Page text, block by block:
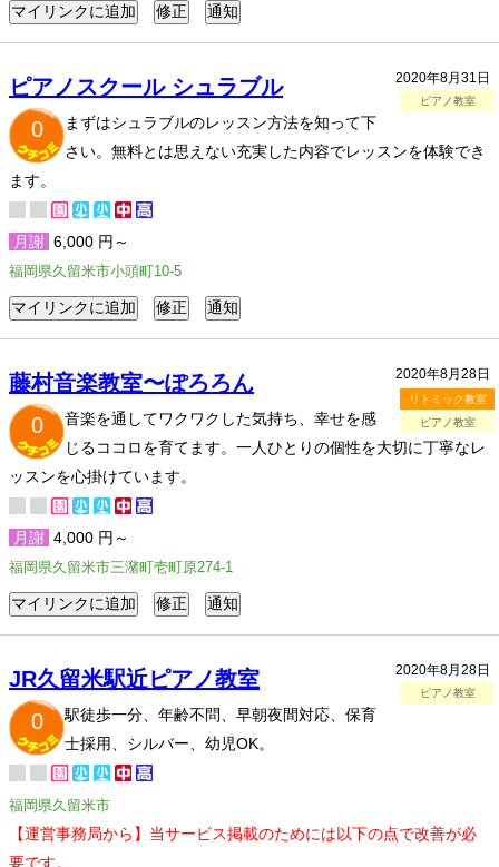
2020年8月31日
ピアノ教室
ピアノスクール シュラブル
0
まずはシュラブルのレッスン方法を知って下
さい。無料とは思えない充実した内容でレッスンを体験でき
ます。
月謝 6,000 円～
福岡県久留米市小頭町10-5
2020年8月28日
リトミック教室
ピアノ教室
藤村音楽教室〜ぽろろん
0
音楽を通してワクワクした気持ち、幸せを感
じるココロを育てます。一人ひとりの個性を大切に丁寧なレ
ッスンを心掛けています。
月謝 4,000 円～
福岡県久留米市三潴町壱町原274-1
2020年8月28日
ピアノ教室
JR久留米駅近ピアノ教室
0
駅徒歩一分、年齢不問、早朝夜間対応、保育
士採用、シルバー、幼児OK。
福岡県久留米市
【運営事務局から】当サービス掲載のためには以下の点で改善が必
要です。